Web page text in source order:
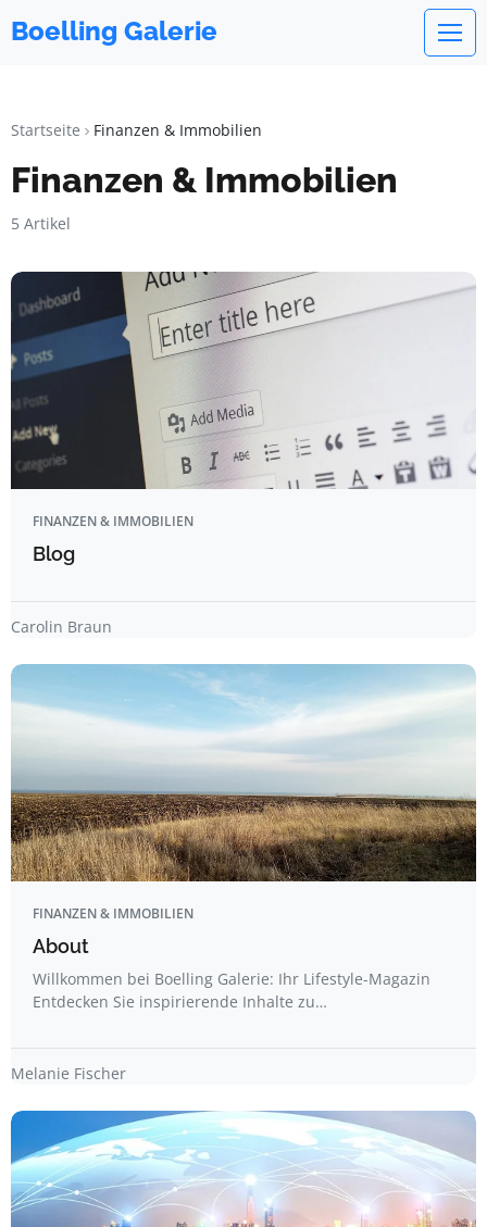
Boelling Galerie
Startseite Finanzen & Immobilien
Finanzen & Immobilien
5 Artikel
FINANZEN & IMMOBILIEN
Blog
Carolin Braun
FINANZEN & IMMOBILIEN
About
Willkommen bei Boelling Galerie: Ihr Lifestyle-Magazin
Entdecken Sie inspirierende Inhalte zu…
Melanie Fischer